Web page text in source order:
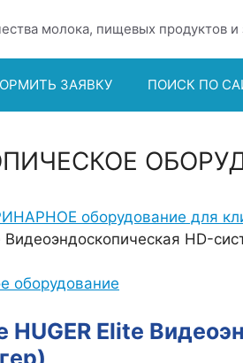
молока, пищевых продуктов и
ЗАЯВКУ ПОИСК ПО
оборудование для
Видеоэндоскопическая HD-
оборудование
HUGER Elite